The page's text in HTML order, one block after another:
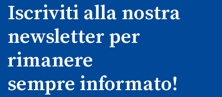
Iscriviti alla nostra
newsletter per
rimanere
sempre informato!